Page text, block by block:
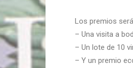
Los premios
– Una visita a
– Un lote de 10
– Y un premio